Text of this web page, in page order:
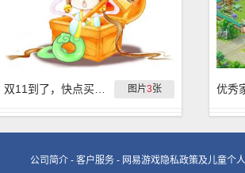
图片3张 优秀
公司简介 - 客户服务 - 网易游戏隐私政策及儿童个